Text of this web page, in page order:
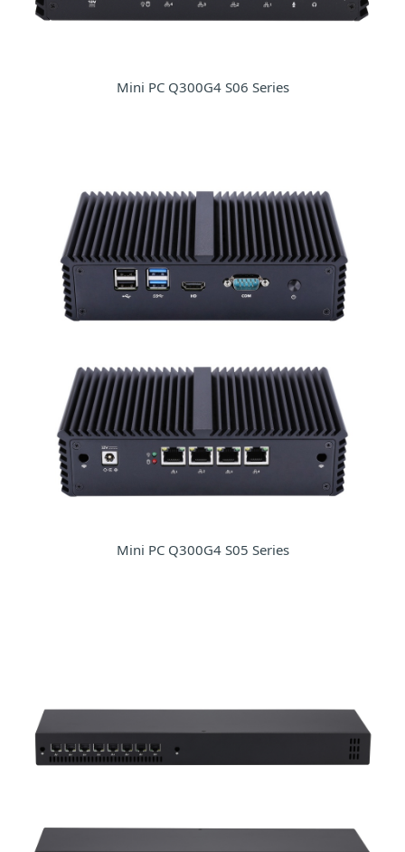
Mini PC Q300G4 S06 Series
Mini PC Q300G4 S05 Series